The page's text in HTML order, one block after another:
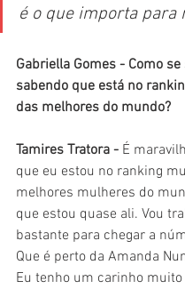
é o que importa para
Gabriella Gomes - Como
sabendo que está no
das melhores do mundo?
Tamires Tratora - É
que eu estou no ranking
melhores mulheres do
que estou quase ali. Vou
bastante para chegar a
Que é perto da Amanda
Eu tenho um carinho